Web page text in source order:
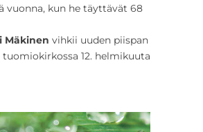
vuonna, kun he täyttävät 68
Mäkinen vihkii uuden piispan
12. helmikuuta